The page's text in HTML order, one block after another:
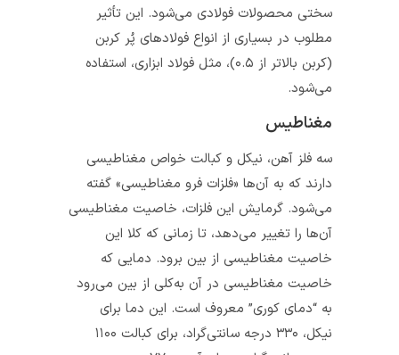
سختی محصولات فولادی می‌شود. این تأثیر
مطلوب در بسیاری از انواع فولادهای پُر کربن
(کربن بالاتر از ۰.۵)، مثل فولاد ابزاری، استفاده
مغناطیس
سه فلز آهن، نیکل و کبالت خواص مغناطیسی
دارند که به آن‌ها «فلزات فرو مغناطیسی» گفته
می‌شود. گرمایش این فلزات، خاصیت مغناطیسی
آن‌ها را تغییر می‌دهد، تا زمانی که کلا این
خاصیت مغناطیسی از بین برود. دمایی که
خاصیت مغناطیسی در آن به‌کلی از بین می‌رود
به “دمای کوری” معروف است. این دما برای
نیکل، ۳۳۰ درجه سانتی‌گراد، برای کبالت ۱۱۰۰